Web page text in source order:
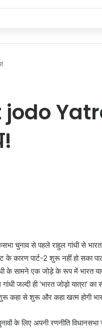
jodo
चुनाव से पहले राहुल गांधी से
पार्ट-2 शुरू नहीं हो सका
के सामने एक जोड़े के रूप में भारत
गांधी जल्दी ही ‘भारत जोड़ो
से शुरू और कहा खत्म होगी भारत
के लिए अपनी रणनीति